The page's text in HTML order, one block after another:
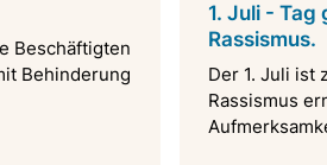
Beschäftigten
Behinderung
1. Juli - Tag
Rassismus.
Der 1. Juli ist
Rassismus